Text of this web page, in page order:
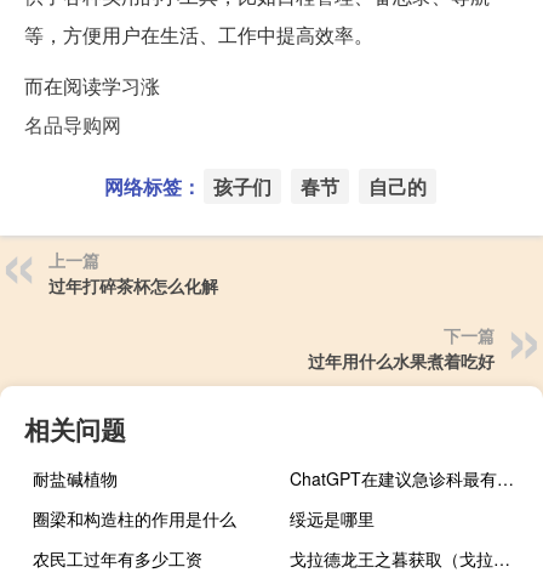
等，方便用户在生活、工作中提高效率。
而在阅读学习涨
名品导购网
网络标签： 孩子们 春节 自己的
上一篇
过年打碎茶杯怎么化解
下一篇
过年用什么水果煮着吃好
相关问题
耐盐碱植物
ChatGPT在建议急诊科最有可能的诊断方面表现与医生一样出色
圈梁和构造柱的作用是什么
绥远是哪里
农民工过年有多少工资
戈拉德龙王之暮获取（戈拉德龙王之暮）